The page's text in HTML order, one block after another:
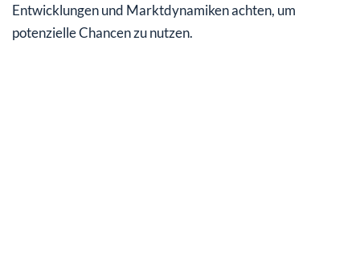
Entwicklungen und Marktdynamiken achten, um
potenzielle Chancen zu nutzen.